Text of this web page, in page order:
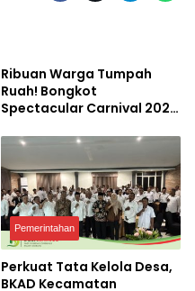
Ribuan Warga Tumpah
Ruah! Bongkot
Spectacular Carnival 2026
Terbesar di Peterongan
Pemerintahan
Perkuat Tata Kelola Desa,
BKAD Kecamatan